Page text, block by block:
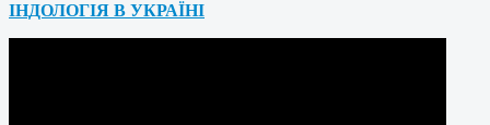
ІНДОЛОГІЯ В УКРАЇНІ